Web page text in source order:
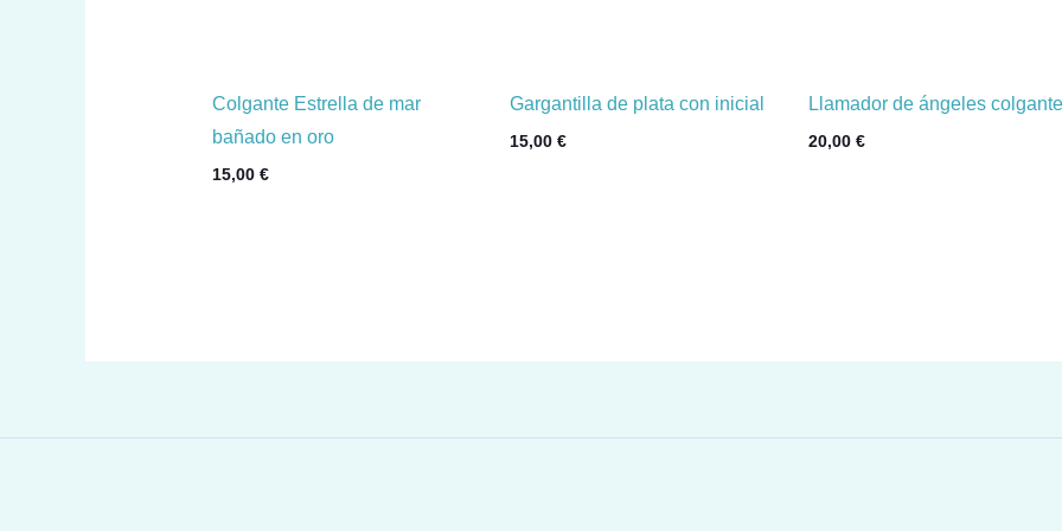
Colgante Estrella de mar
bañado en oro
15,00 €
Gargantilla de plata con inicial
15,00€
Llamador de ángeles colgante
20,00 €